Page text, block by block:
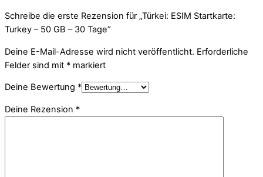
Schreibe die erste Rezension für „Türkei: ESIM Startkarte:
Turkey – 50 GB – 30 Tage“
Deine E-Mail-Adresse wird nicht veröffentlicht. Erforderliche
Felder sind mit * markiert
Deine Bewertung *
Deine Rezension *